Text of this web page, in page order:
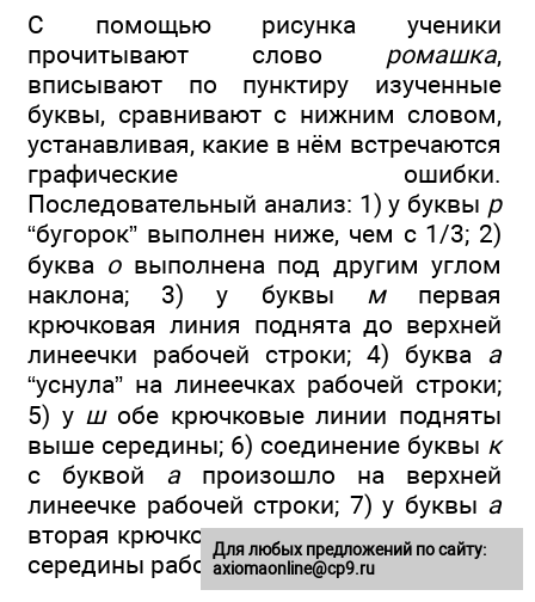
С помощью рисунка ученики
прочитывают слово ромашка,
вписывают по пунктиру изученные
буквы, сравнивают с нижним словом,
устанавливая, какие в нём встречаются
графические ошибки.
Последовательный анализ: 1) у буквы р
“бугорок” выполнен ниже, чем с 1/3; 2)
буква овыполнена под другим углом
наклона; 3) у буквы мпервая
крючковая линия поднята до верхней
линеечки рабочей строки; 4) буква а
“уснула” на линеечках рабочей строки;
5) у шобе крючковые линии подняты
выше середины; 6) соединение буквы к
с буквой а произошло на верхней
линеечке рабочей строки; 7) у буквы а
вторая крючковая линия не поднята до
середины рабочей строки.Для любых предложений по сайту:
axiomaonline@cp9.ru